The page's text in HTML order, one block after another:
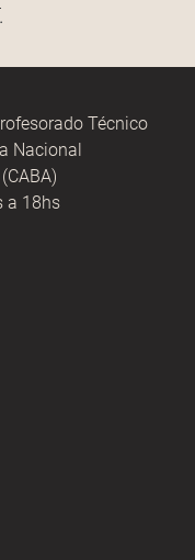
Técnico
Nacional
a 18hs